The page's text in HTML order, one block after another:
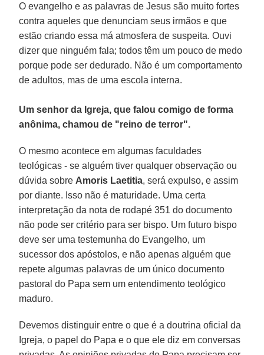
O evangelho e as palavras de Jesus são muito fortes
contra aqueles que denunciam seus irmãos e que
estão criando essa má atmosfera de suspeita. Ouvi
dizer que ninguém fala; todos têm um pouco de medo
porque pode ser dedurado. Não é um comportamento
de adultos, mas de uma escola interna.
Um senhor da Igreja, que falou comigo de forma
anônima, chamou de "reino de terror".
O mesmo acontece em algumas faculdades
teológicas - se alguém tiver qualquer observação ou
dúvida sobre Amoris Laetitia, será expulso, e assim
por diante. Isso não é maturidade. Uma certa
interpretação da nota de rodapé 351 do documento
não pode ser critério para ser bispo. Um futuro bispo
deve ser uma testemunha do Evangelho, um
sucessor dos apóstolos, e não apenas alguém que
repete algumas palavras de um único documento
pastoral do Papa sem um entendimento teológico
maduro.
Devemos distinguir entre o que é a doutrina oficial da
Igreja, o papel do Papa e o que ele diz em conversas